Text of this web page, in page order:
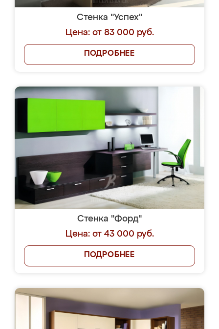
Стенка "Успех"
Цена: от 83 000 руб.
ПОДРОБНЕЕ
Стенка "Форд"
Цена: от 43 000 руб.
ПОДРОБНЕЕ